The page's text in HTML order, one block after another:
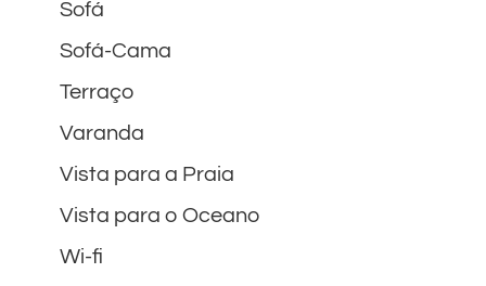
Sofá
Sofá-Cama
Terraço
Varanda
Vista para a Praia
Vista para o Oceano
Wi-fi